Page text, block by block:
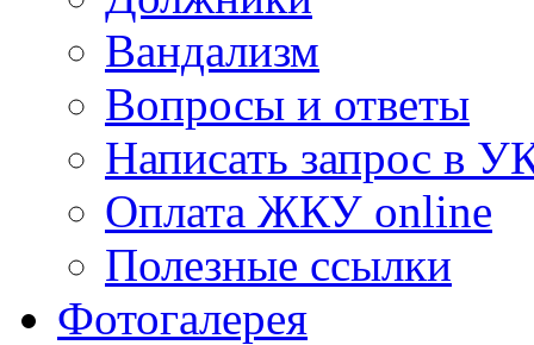
Вандализм
Вопросы и ответы
Написать запрос в
Оплата ЖКУ online
Полезные ссылки
Фотогалерея